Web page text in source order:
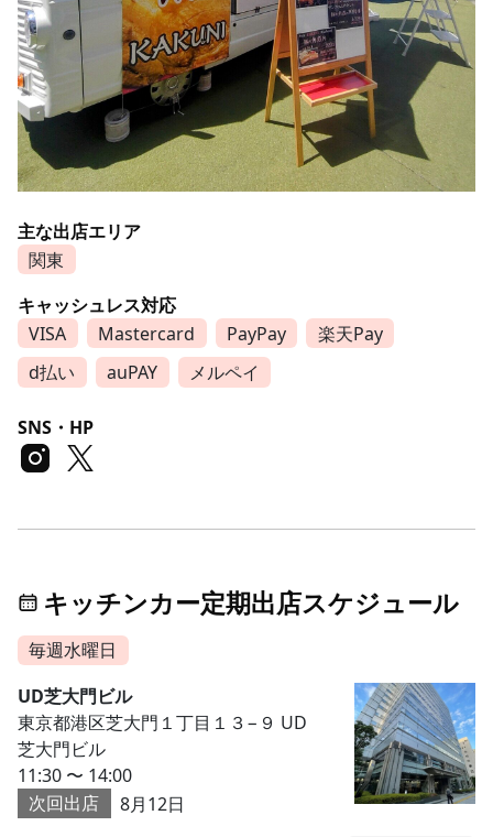
主な出店エリア
関東
キャッシュレス対応
VISA
Mastercard PayPay
楽天Pay
d払い
auPAY メルペイ
SNS・HP
キッチンカー定期出店スケジュール
毎週水曜日
UD芝大門ビル
東京都港区芝大門１丁目１３−９ UD
芝大門ビル
11:30 〜 14:00
次回出店
8月12日